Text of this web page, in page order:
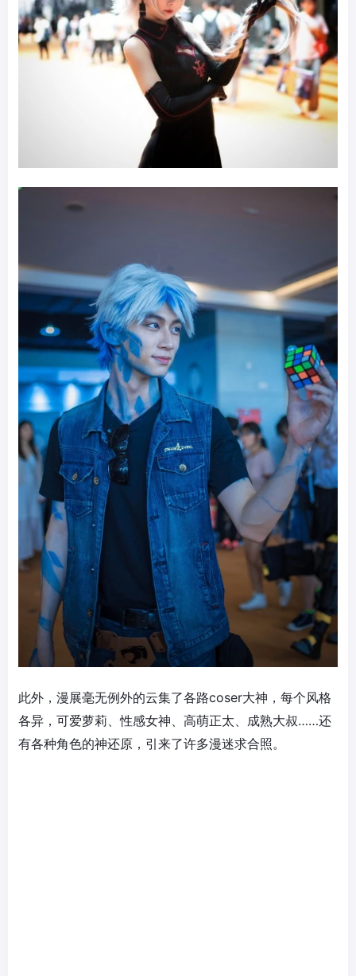
此外，漫展毫无例外的云集了各路coser大神，每个风格
各异，可爱萝莉、性感女神、高萌正太、成熟大叔……还
有各种角色的神还原，引来了许多漫迷求合照。